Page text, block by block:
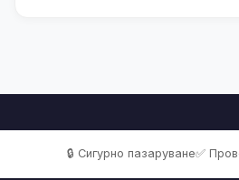
🔒 Сигурно пазаруване✅